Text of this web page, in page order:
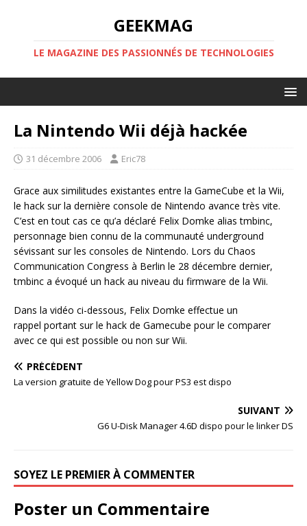
GEEKMAG
LE MAGAZINE DES PASSIONNÉS DE TECHNOLOGIES
La Nintendo Wii déjà hackée
31 décembre 2006 Eric78
Grace aux similitudes existantes entre la GameCube et la Wii,
le hack sur la dernière console de Nintendo avance très vite.
C’est en tout cas ce qu’a déclaré Felix Domke alias tmbinc,
personnage bien connu de la communauté underground
sévissant sur les consoles de Nintendo. Lors du Chaos
Communication Congress à Berlin le 28 décembre dernier,
tmbinc a évoqué un hack au niveau du firmware de la Wii.
Dans la vidéo ci-dessous, Felix Domke effectue un
rappel portant sur le hack de Gamecube pour le comparer
avec ce qui est possible ou non sur Wii.
PRÉCÉDENT
La version gratuite de Yellow Dog pour PS3 est dispo
SUIVANT
G6 U-Disk Manager 4.6D dispo pour le linker DS
SOYEZ LE PREMIER À COMMENTER
Poster un Commentaire